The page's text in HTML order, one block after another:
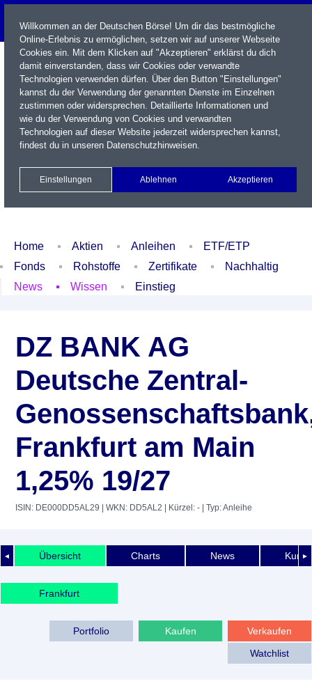
Name / WKN / ISIN / Kürzel
Newsletter Kontakt
Xetra Realtime
Watchlist Portfolio Login
Home Aktien Anleihen
ETF/ETP
Fonds
Rohstoffe Zertifikate
Nachhaltig
News
Wissen Einstieg
DZ BANK AG
Deutsche Zentral-
Frankfurt am Main
1,25% 19/27
ISIN: DE000DD5AL29 | WKN: DD5AL2 | Kürzel: - | Typ: Anleihe
◄ ►
Übersicht Charts News
Frankfurt
Verkaufen
Kaufen
Portfolio
Watchlist
Willkommen an der Deutschen Börse! Um dir das bestmögliche
Online-Erlebnis zu ermöglichen, setzen wir auf unserer Webseite
Cookies ein. Mit dem Klicken auf "Akzeptieren" erklärst du dich
damit einverstanden, dass wir Cookies oder verwandte
Technologien verwenden dürfen. Über den Button "Einstellungen"
kannst du der Verwendung der genannten Dienste im Einzelnen
zustimmen oder widersprechen. Detaillierte Informationen und
wie du der Verwendung von Cookies und verwandten
Technologien auf dieser Website jederzeit widersprechen kannst,
findest du in unseren Datenschutzhinweisen.
Einstellungen Ablehnen Akzeptieren